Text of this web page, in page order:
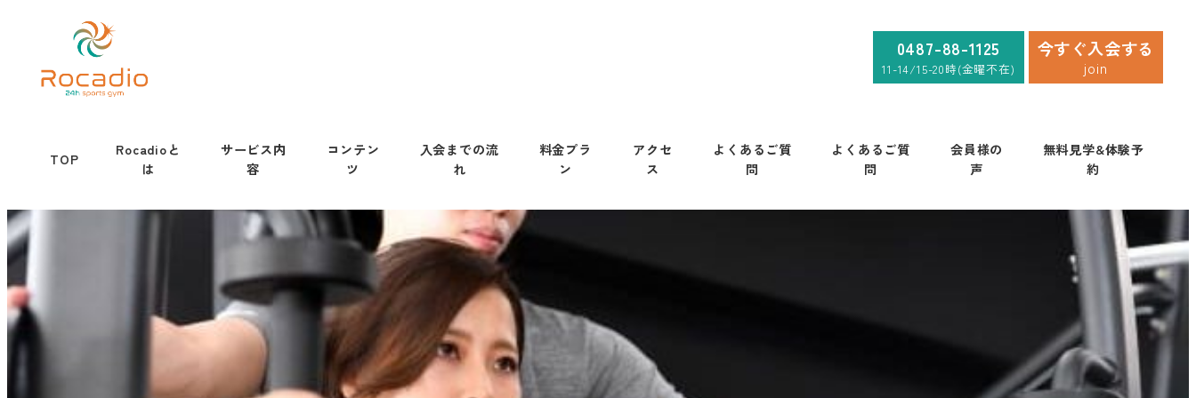
0487-88-1125
11-14/15-20時(金曜不在)
今すぐ入会する
join
TOP
Rocadioと
は
サービス内
容
コンテン
ツ
入会までの流
れ
料金プラ
ン
アクセ
ス
よくあるご質
問
よくあるご質
問
会員様の
声
無料見学&体験予
約